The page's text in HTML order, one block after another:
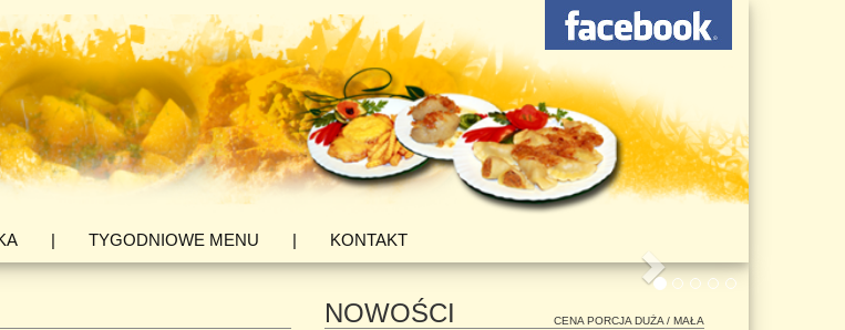
| TYGODNIOWE MENU | KONTAKT
»
NOWOŚCI CENA PORCJA DUŻA / MAŁA